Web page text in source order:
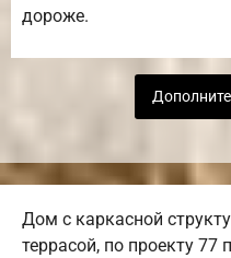
дороже.
Дом с каркасной
террасой, по проекту 77